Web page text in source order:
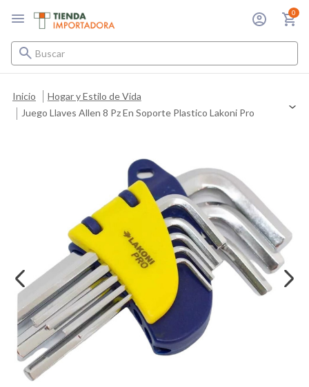
0
Buscar
Inicio
Hogar y Estilo de Vida
Juego Llaves Allen 8 Pz En Soporte Plastico Lakoni Pro